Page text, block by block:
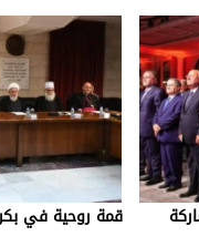
قمة روحية في